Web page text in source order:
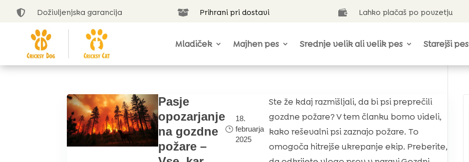
 Doživljenjska garancija  Prihrani pri dostavi  Lahko plačaš po povzetju
Mladiček Majhen pes Srednje velik ali velik pes Starejši pes
Pasje
opozarjanje
na gozdne
požare –
18.
februarja
2025
Ste že kdaj razmišljali, da bi psi preprečili
gozdne požare? V tem članku bomo videli,
kako reševalni psi zaznajo požare. To
omogoča hitrejše ukrepanje ekip. Preberite,